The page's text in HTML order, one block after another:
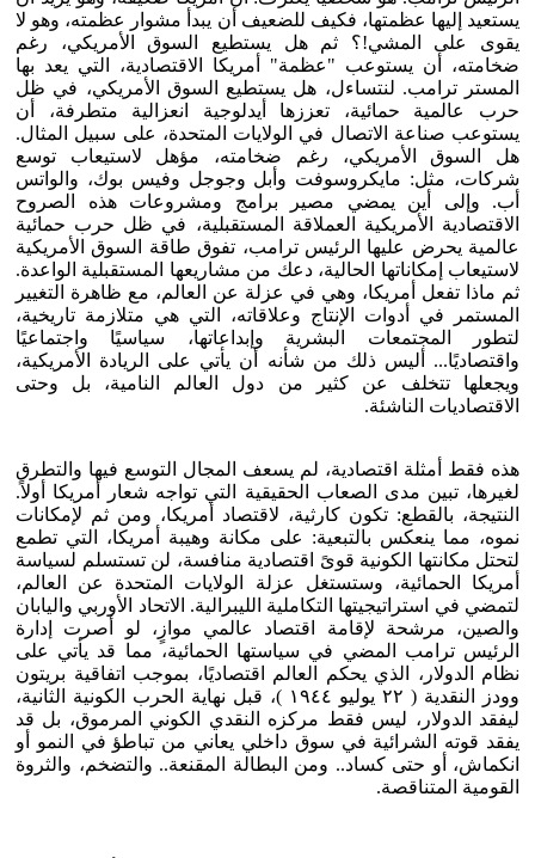
يستعيد إليها عظمتها، فكيف للضعيف أن يبدأ مشوار عظمته، وهو لا
يقوى على المشي!؟ ثم هل يستطيع السوق الأمريكي، رغم
ضخامته، أن يستوعب "عظمة" أمريكا الاقتصادية، التي يعد بها
المستر ترامب. لنتساءل، هل يستطيع السوق الأمريكي، في ظل
حرب عالمية حمائية، تعززها أيدلوجية انعزالية متطرفة، أن
يستوعب صناعة الاتصال في الولايات المتحدة، على سبيل المثال.
هل السوق الأمريكي، رغم ضخامته، مؤهل لاستيعاب توسع
شركات، مثل: مايكروسوفت وأبل وجوجل وفيس بوك، والواتس
أب. وإلى أين يمضي مصير برامج ومشروعات هذه الصروح
الاقتصادية الأمريكية العملاقة المستقبلية، في ظل حرب حمائية
عالمية يحرض عليها الرئيس ترامب، تفوق طاقة السوق الأمريكية
لاستيعاب إمكاناتها الحالية، دعك من مشاريعها المستقبلية الواعدة.
ثم ماذا تفعل أمريكا، وهي في عزلة عن العالم، مع ظاهرة التغيير
المستمر في أدوات الإنتاج وعلاقاته، التي هي متلازمة تاريخية،
لتطور المجتمعات البشرية وإبداعاتها، سياسيًا واجتماعيًا
واقتصاديًا... أليس ذلك من شأنه أن يأتي على الريادة الأمريكية،
ويجعلها تتخلف عن كثير من دول العالم النامية، بل وحتى
الاقتصاديات الناشئة.
هذه فقط أمثلة اقتصادية، لم يسعف المجال التوسع فيها والتطرق
لغيرها، تبين مدى الصعاب الحقيقية التي تواجه شعار أمريكا أولاً.
النتيجة، بالقطع: تكون كارثية، لاقتصاد أمريكا، ومن ثم لإمكانات
نموه، مما ينعكس بالتبعية: على مكانة وهيبة أمريكا، التي تطمع
لتحتل مكانتها الكونية قوىً اقتصادية منافسة، لن تستسلم لسياسة
أمريكا الحمائية، وستستغل عزلة الولايات المتحدة عن العالم،
لتمضي في استراتيجيتها التكاملية الليبرالية. الاتحاد الأوربي واليابان
والصين، مرشحة لإقامة اقتصاد عالمي موازٍ، لو أصرت إدارة
الرئيس ترامب المضي في سياستها الحمائية، مما قد يأتي على
نظام الدولار، الذي يحكم العالم اقتصاديًا، بموجب اتفاقية بريتون
وودز النقدية ( ٢٢ يوليو ١٩٤٤ )، قبل نهاية الحرب الكونية الثانية،
ليفقد الدولار، ليس فقط مركزه النقدي الكوني المرموق، بل قد
يفقد قوته الشرائية في سوق داخلي يعاني من تباطؤ في النمو أو
انكماش، أو حتى كساد.. ومن البطالة المقنعة.. والتضخم، والثروة
القومية المتناقصة.